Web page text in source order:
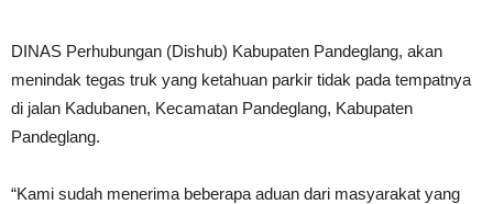
DINAS Perhubungan (Dishub) Kabupaten Pandeglang, akan
menindak tegas truk yang ketahuan parkir tidak pada tempatnya
di jalan Kadubanen, Kecamatan Pandeglang, Kabupaten
Pandeglang.
“Kami sudah menerima beberapa aduan dari masyarakat yang